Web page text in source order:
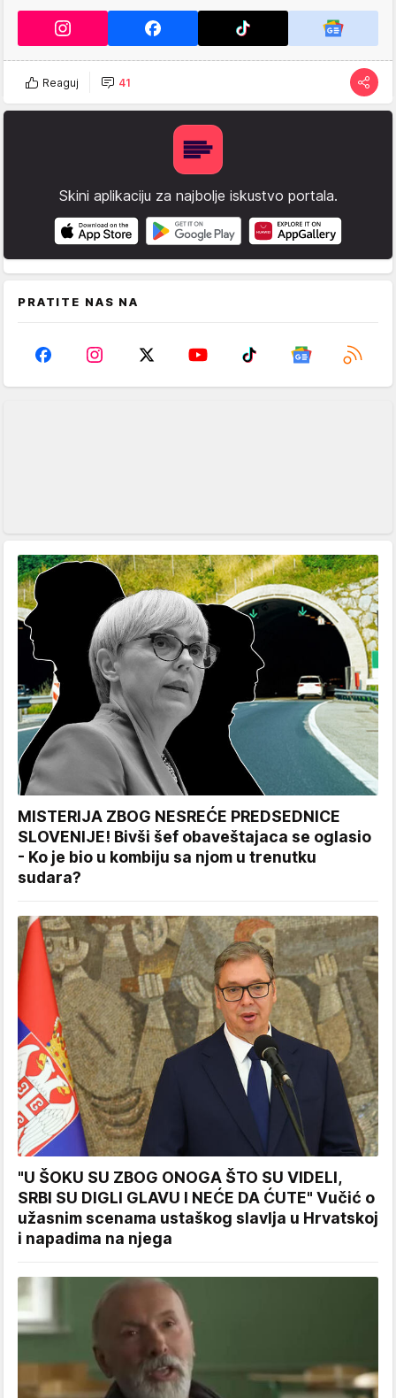
Reaguj 41
Skini aplikaciju za najbolje iskustvo portala.
PRATITE NAS NA
MISTERIJA ZBOG NESREĆE PREDSEDNICE
SLOVENIJE! Bivši šef obaveštajaca se oglasio
- Ko je bio u kombiju sa njom u trenutku
sudara?
"U ŠOKU SU ZBOG ONOGA ŠTO SU VIDELI,
SRBI SU DIGLI GLAVU I NEĆE DA ĆUTE" Vučić o
užasnim scenama ustaškog slavlja u Hrvatskoj
i napadima na njega